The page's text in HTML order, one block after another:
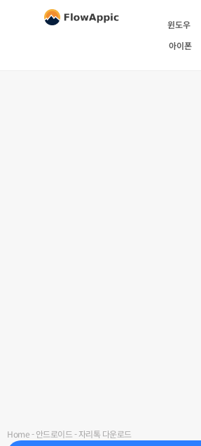
윈도우
아이폰
Home-안드로이드-자리톡 다운로드